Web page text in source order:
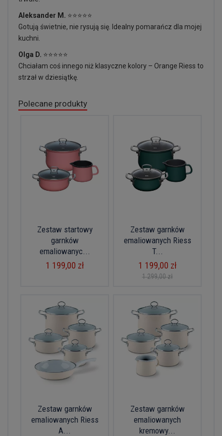
Aleksander M. ⭐⭐⭐⭐⭐
Gotują świetnie, nie rysują się. Idealny pomarańcz dla mojej
kuchni.
Olga D. ⭐⭐⭐⭐⭐
Chciałam coś innego niż klasyczne kolory – Orange Riess to
strzał w dziesiątkę.
Polecane produkty
Zestaw startowy
garnków
emaliowanyc...
1 199,00 zł
Zestaw garnków
emaliowanych Riess
T...
1 199,00 zł
1 299,00 zł
Zestaw garnków
emaliowanych Riess
A...
Zestaw garnków
emaliowanych
kremowy...